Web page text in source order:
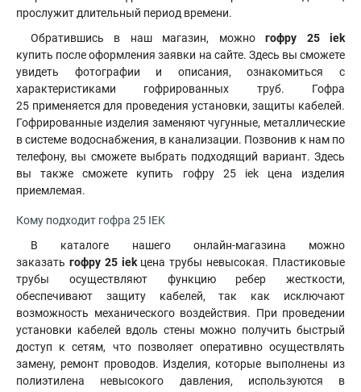
прослужит длительный период времени.
Обратившись в наш магазин, можногофру 25 iek
купить после оформления заявки на сайте. Здесь вы сможете
увидеть фотографии и описания, ознакомиться с
характеристиками гофрированных труб. Гофра
25 применяется для проведения установки, защиты кабелей.
Гофрированные изделия заменяют чугунные, металлические
в системе водоснабжения, в канализации. Позвонив к нам по
телефону, вы сможете выбрать подходящий вариант. Здесь
вы также сможете купить гофру 25 iek цена изделия
приемлемая.
Кому подходит гофра 25 IEK
В каталоге нашего онлайн-магазина можно
заказать гофру 25 iekцена трубы невысокая. Пластиковые
трубы осуществляют функцию ребер жесткости,
обеспечивают защиту кабелей, так как исключают
возможность механического воздействия. При проведении
установки кабелей вдоль стены можно получить быстрый
доступ к сетям, что позволяет оперативно осуществлять
замену, ремонт проводов. Изделия, которые выполнены из
полиэтилена невысокого давления, используются в